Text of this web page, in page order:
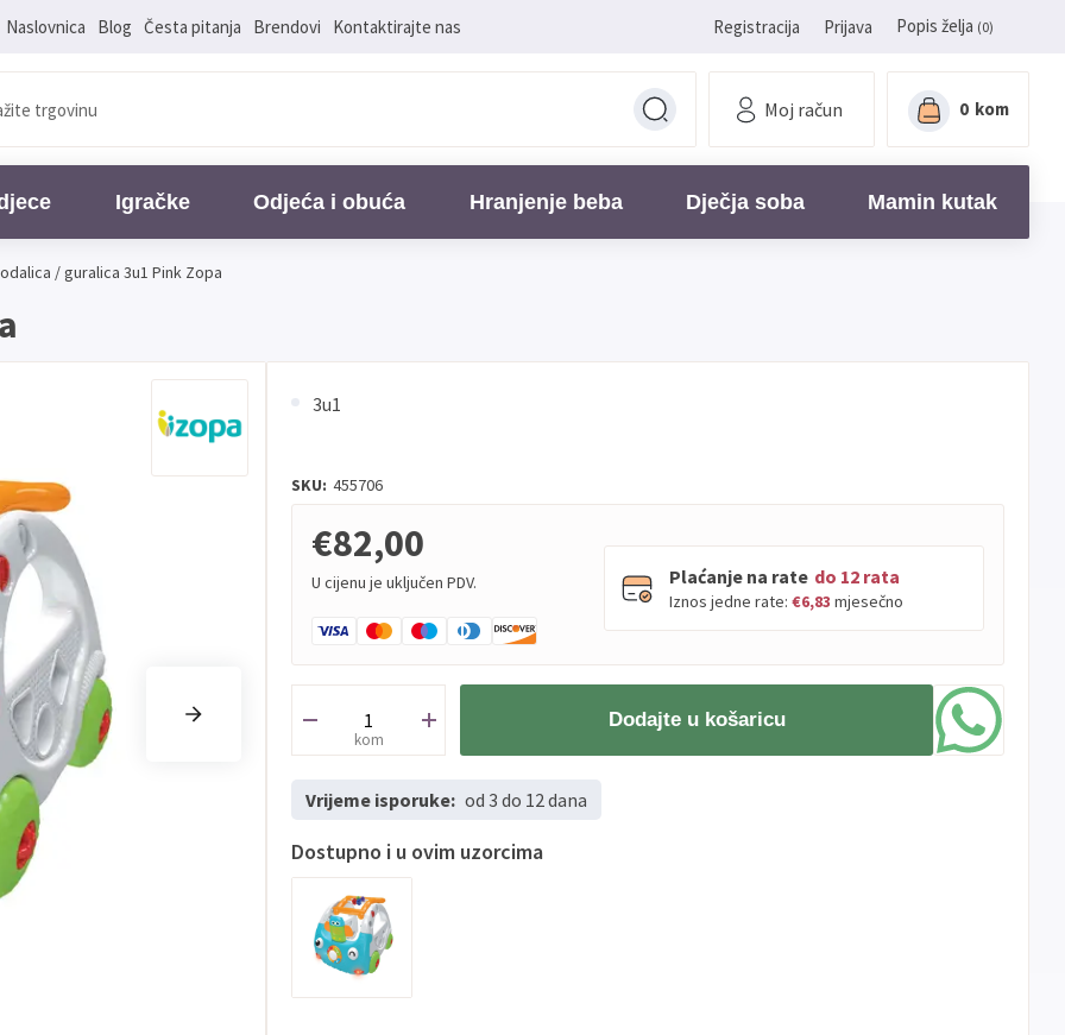
Naslovnica Blog Česta pitanja Brendovi Kontaktirajte nas Registracija Prijava Popis želja (0)
Moj račun 0 kom
Igračke Odjeća i obuća Hranjenje beba Dječja soba Mamin kutak
/ guralica 3u1 Pink Zopa
3u1
SKU: 455706
€82,00
U cijenu je uključen PDV. Plaćanje na rate do 12 rata
Iznos jedne rate: €6,83 mjesečno
PBZ Visa do12rata
PBZ
Visa
rata
kom
Dodajte u košaricu
Vrijeme isporuke: od 3 do 12 dana
Dostupno i u ovim uzorcima